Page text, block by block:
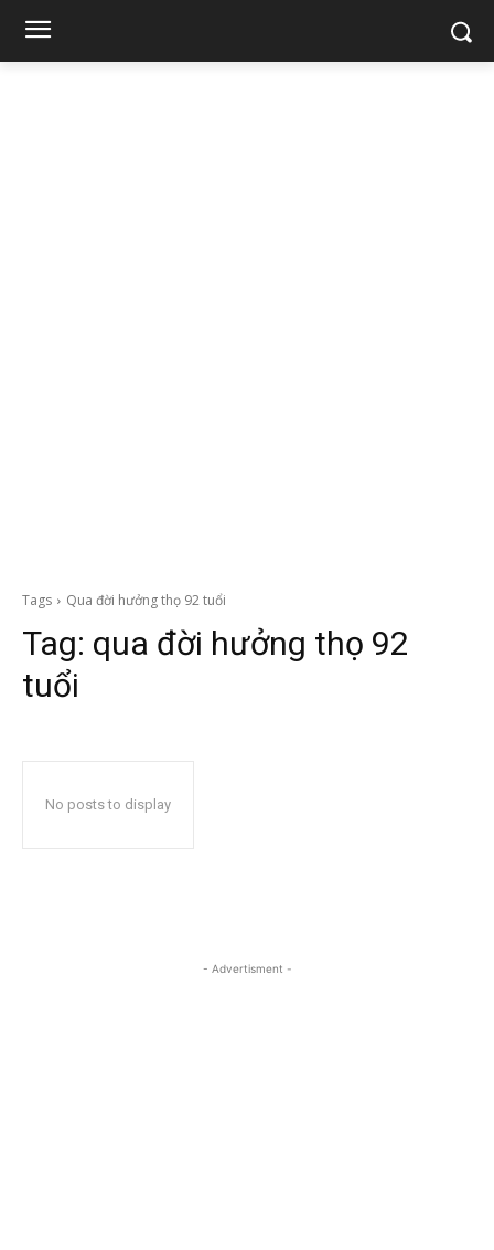
Tags Qua đời hưởng thọ 92 tuổi
Tag: qua đời hưởng thọ 92
tuổi
No posts to display
- Advertisment -